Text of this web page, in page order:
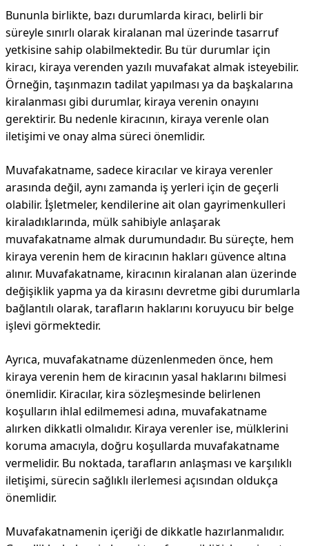
Bununla birlikte, bazı durumlarda kiracı, belirli bir
süreyle sınırlı olarak kiralanan mal üzerinde tasarruf
yetkisine sahip olabilmektedir. Bu tür durumlar için
kiracı, kiraya verenden yazılı muvafakat almak isteyebilir.
Örneğin, taşınmazın tadilat yapılması ya da başkalarına
kiralanması gibi durumlar, kiraya verenin onayını
gerektirir. Bu nedenle kiracının, kiraya verenle olan
iletişimi ve onay alma süreci önemlidir.
Muvafakatname, sadece kiracılar ve kiraya verenler
arasında değil, aynı zamanda iş yerleri için de geçerli
olabilir. İşletmeler, kendilerine ait olan gayrimenkulleri
kiraladıklarında, mülk sahibiyle anlaşarak
muvafakatname almak durumundadır. Bu süreçte, hem
kiraya verenin hem de kiracının hakları güvence altına
alınır. Muvafakatname, kiracının kiralanan alan üzerinde
değişiklik yapma ya da kirasını devretme gibi durumlarla
bağlantılı olarak, tarafların haklarını koruyucu bir belge
işlevi görmektedir.
Ayrıca, muvafakatname düzenlenmeden önce, hem
kiraya verenin hem de kiracının yasal haklarını bilmesi
önemlidir. Kiracılar, kira sözleşmesinde belirlenen
koşulların ihlal edilmemesi adına, muvafakatname
alırken dikkatli olmalıdır. Kiraya verenler ise, mülklerini
koruma amacıyla, doğru koşullarda muvafakatname
vermelidir. Bu noktada, tarafların anlaşması ve karşılıklı
iletişimi, sürecin sağlıklı ilerlemesi açısından oldukça
önemlidir.
Muvafakatnamenin içeriği de dikkatle hazırlanmalıdır.